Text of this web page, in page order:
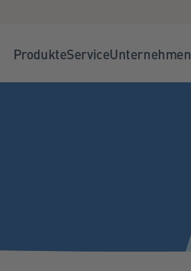
ProdukteServiceUnternehmen